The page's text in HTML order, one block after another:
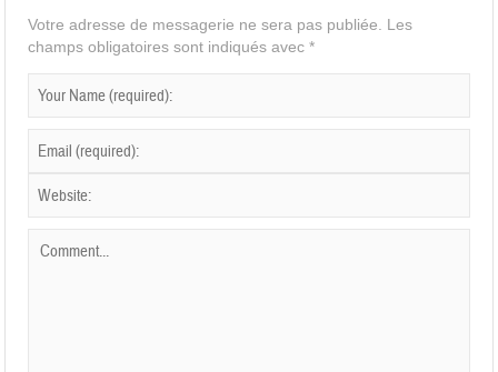
Votre adresse de messagerie ne sera pas publiée.
Les
champs obligatoires sont indiqués avec*